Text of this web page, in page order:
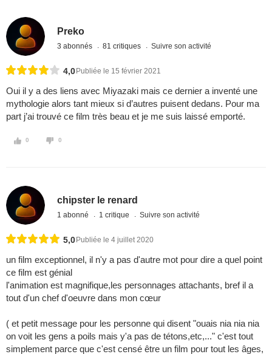
Preko
3 abonnés 81 critiques Suivre son activité
4,0 Publiée le 15 février 2021
Oui il y a des liens avec Miyazaki mais ce dernier a inventé une
mythologie alors tant mieux si d’autres puisent dedans. Pour ma
part j’ai trouvé ce film très beau et je me suis laissé emporté.
0 0
chipster le renard
1 abonné 1 critique Suivre son activité
5,0 Publiée le 4 juillet 2020
un film exceptionnel, il n'y a pas d'autre mot pour dire a quel point
ce film est génial
l'animation est magnifique,les personnages attachants, bref il a
tout d'un chef d'oeuvre dans mon cœur
( et petit message pour les personne qui disent "ouais nia nia nia
on voit les gens a poils mais y'a pas de tétons,etc,..." c'est tout
simplement parce que c'est censé être un film pour tout les âges,